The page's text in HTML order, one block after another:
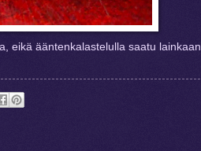
eikä ääntenkalastelulla saatu lainkaan